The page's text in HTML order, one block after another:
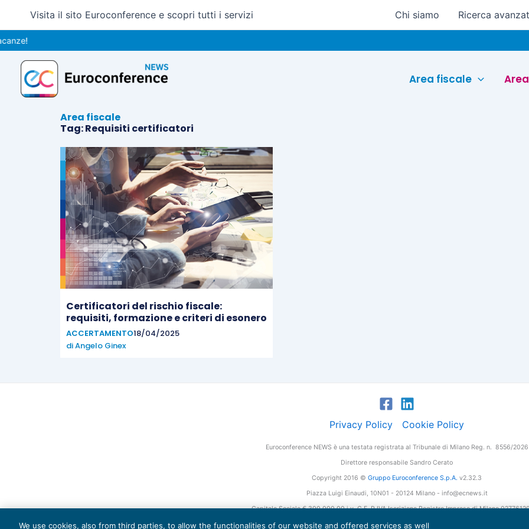
contenuto
Visita il sito Euroconference e scopri tutti i servizi Chi siamo Ricerca
Area fiscale
Area fiscale
Tag: Requisiti certificatori
Certificatori del rischio fiscale:
requisiti, formazione e criteri di esonero
ACCERTAMENTO18/04/2025
diAngelo Ginex
Privacy Policy Cookie Policy
Euroconference NEWS è una testata registrata al Tribunale di Milano Reg. n. 8556/2026
Direttore responsabile Sandro Cerato
Copyright 2016 © Gruppo Euroconference S.p.A. v2.32.3
Piazza Luigi Einaudi, 10N01 - 20124 Milano - info@ecnews.it
Capitale Sociale € 300.000,00 i.v. C.F. P.IVA Iscrizione Registro Imprese di Milano
We use cookies, also from third parties, to allow the functionalities of our website and offered services as well